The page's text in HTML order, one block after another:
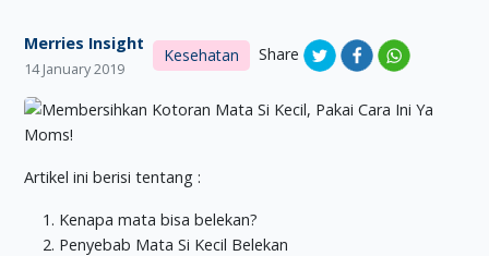
Merries Insight
14 January 2019
Kesehatan Share
Artikel ini berisi tentang :
Kenapa mata bisa belekan?
Penyebab Mata Si Kecil Belekan